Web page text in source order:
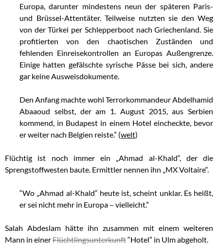
Europa, darunter mindestens neun der späteren Paris-
und Brüssel-Attentäter. Teilweise nutzten sie den Weg
von der Türkei per Schlepperboot nach Griechenland. Sie
profitierten von den chaotischen Zuständen und
fehlenden Einreisekontrollen an Europas Außengrenze.
Einige hatten gefälschte syrische Pässe bei sich, andere
gar keine Ausweisdokumente.
Den Anfang machte wohl Terrorkommandeur Abdelhamid
Abaaoud selbst, der am 1. August 2015, aus Serbien
kommend, in Budapest in einem Hotel eincheckte, bevor
er weiter nach Belgien reiste.” (welt)
Flüchtig ist noch immer ein „Ahmad al-Khald“, der die
Sprengstoffwesten baute. Ermittler nennen ihn „MX Voltaire“.
“Wo „Ahmad al-Khald“ heute ist, scheint unklar. Es heißt,
er sei nicht mehr in Europa – vielleicht.”
Salah Abdeslam hätte ihn zusammen mit einem weiteren
Mann in einerFlüchtlingsunterkunft“Hotel” in Ulm abgeholt.